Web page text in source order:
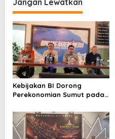
a
s
i
p
o
s
Kebijakan BI Dorong
Perekonomian Sumut pada